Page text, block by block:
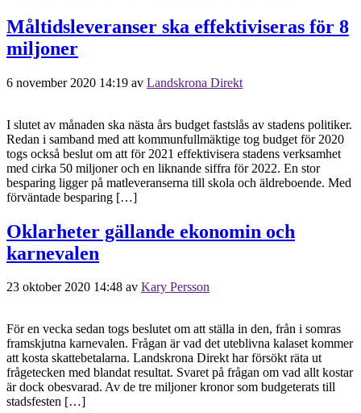
Måltidsleveranser ska effektiviseras för 8
miljoner
6 november 2020 14:19 av Landskrona Direkt
I slutet av månaden ska nästa års budget fastslås av stadens politiker.
Redan i samband med att kommunfullmäktige tog budget för 2020
togs också beslut om att för 2021 effektivisera stadens verksamhet
med cirka 50 miljoner och en liknande siffra för 2022. En stor
besparing ligger på matleveranserna till skola och äldreboende. Med
förväntade besparing […]
Oklarheter gällande ekonomin och
karnevalen
23 oktober 2020 14:48 av Kary Persson
För en vecka sedan togs beslutet om att ställa in den, från i somras
framskjutna karnevalen. Frågan är vad det uteblivna kalaset kommer
att kosta skattebetalarna. Landskrona Direkt har försökt räta ut
frågetecken med blandat resultat. Svaret på frågan om vad allt kostar
är dock obesvarad. Av de tre miljoner kronor som budgeterats till
stadsfesten […]